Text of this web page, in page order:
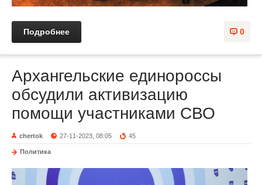
0
Подробнее
Архангельские единороссы
обсудили активизацию
помощи участниками СВО
chertok 27-11-2023, 08:05 45
Политика